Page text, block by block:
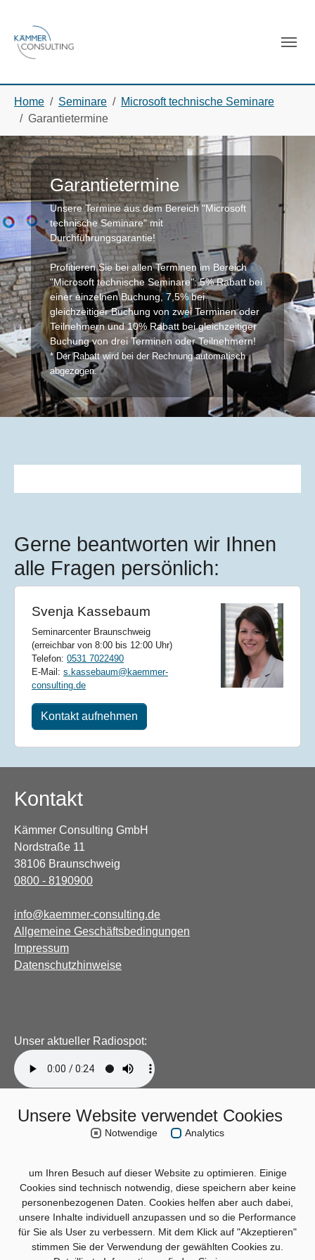
Home Seminare
Microsoft technische Seminare
Garantietermine
Garantietermine
Unsere Termine aus dem Bereich "Microsoft
technische Seminare" mit
Durchführungsgarantie!
Profitieren Sie bei allen Terminen im Bereich
"Microsoft technische Seminare": 5% Rabatt bei
einer einzelnen Buchung, 7,5% bei
gleichzeitiger Buchung von zwei Terminen oder
Teilnehmern und 10% Rabatt bei gleichzeitiger
Buchung von drei Terminen oder Teilnehmern!
* Der Rabatt wird bei der Rechnung automatisch
abgezogen.
Gerne beantworten wir Ihnen
alle Fragen persönlich:
Svenja Kassebaum
Seminarcenter Braunschweig
(erreichbar von 8:00 bis 12:00 Uhr)
Telefon: 0531 7022490
E-Mail: s.kassebaum@kaemmer-
consulting.de
Kontakt aufnehmen
Kontakt
Kämmer Consulting GmbH
Nordstraße 11
38106 Braunschweig
0800 - 8190900
info@kaemmer-consulting.de
Allgemeine Geschäftsbedingungen
Impressum
Datenschutzhinweise
Unser aktueller Radiospot:
Unsere Website verwendet Cookies
Notwendige Analytics
um Ihren Besuch auf dieser Website zu optimieren. Einige
Cookies sind technisch notwendig, diese speichern aber keine
personenbezogenen Daten. Cookies helfen aber auch dabei,
unsere Inhalte individuell anzupassen und so die Performance
für Sie als User zu verbessern. Mit dem Klick auf "Akzeptieren"
stimmen Sie der Verwendung der gewählten Cookies zu.